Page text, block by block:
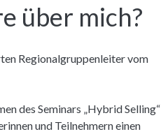
über mich?
Regionalgruppenleiter vom
des Seminars „Hybrid Selling“
und Teilnehmern einen